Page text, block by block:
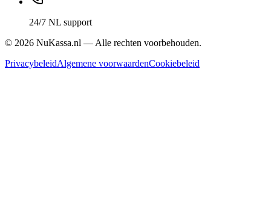
24/7 NL support
© 2026 NuKassa.nl — Alle rechten voorbehouden.
PrivacybeleidAlgemene voorwaardenCookiebeleid